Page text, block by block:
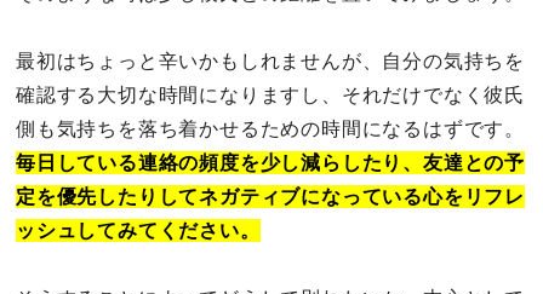
最初はちょっと辛いかもしれませんが、自分の気持ちを
確認する大切な時間になりますし、それだけでなく彼氏
側も気持ちを落ち着かせるための時間になるはずです。
毎日している連絡の頻度を少し減らしたり、友達との予
定を優先したりしてネガティブになっている心をリフレ
ッシュしてみてください。